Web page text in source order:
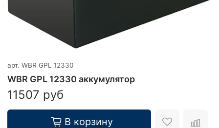
арт. WBR GPL 12330
WBR GPL 12330 аккумулятор
11507 руб
В корзину